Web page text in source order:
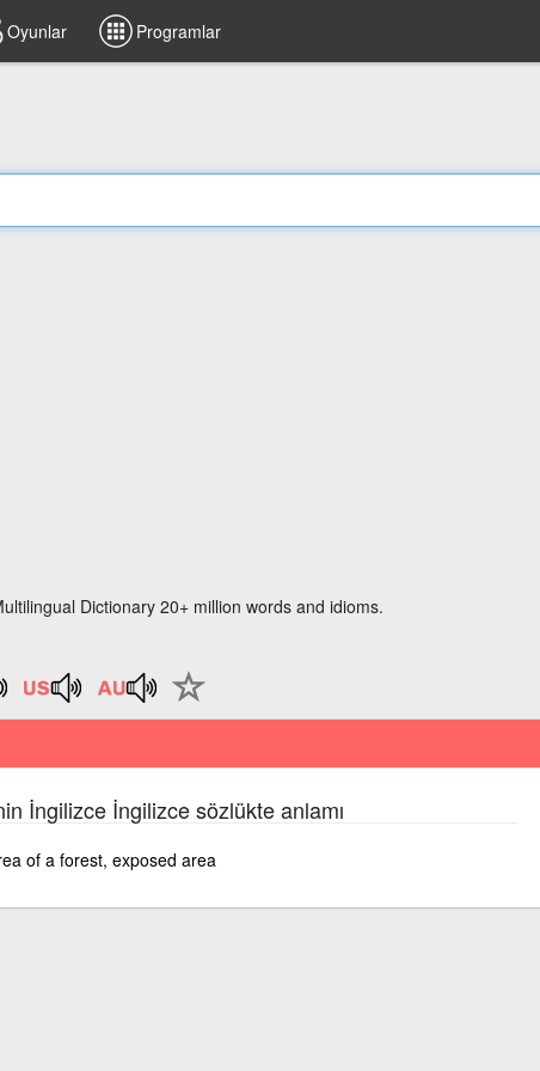
Oyunlar Programlar
Dictionary 20+ million words and idioms.
İngilizce İngilizce sözlükte anlamı
of a forest, exposed area